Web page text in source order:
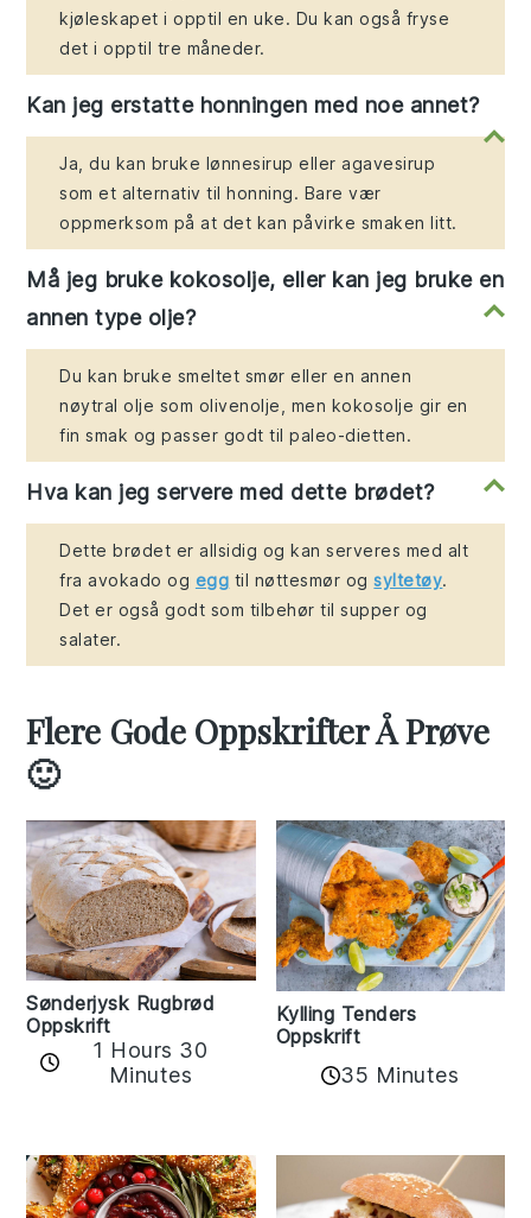
kjøleskapet i opptil en uke. Du kan også fryse
det i opptil tre måneder.
Kan jeg erstatte honningen med noe annet?
Ja, du kan bruke lønnesirup eller agavesirup
som et alternativ til honning. Bare vær
oppmerksom på at det kan påvirke smaken litt.
Må jeg bruke kokosolje, eller kan jeg bruke en
annen type olje?
Du kan bruke smeltet smør eller en annen
nøytral olje som olivenolje, men kokosolje gir en
fin smak og passer godt til paleo-dietten.
Hva kan jeg servere med dette brødet?
Dette brødet er allsidig og kan serveres med alt
fra avokado og egg til nøttesmør ogsyltetøy.
Det er også godt som tilbehør til supper og
salater.
Flere Gode Oppskrifter Å Prøve
🙂
Sønderjysk Rugbrød
Oppskrift
1 Hours 30
Minutes
Kylling Tenders
Oppskrift
35 Minutes